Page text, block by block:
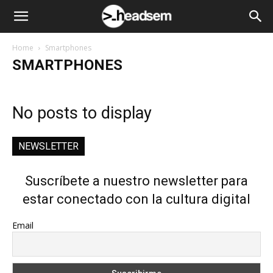
Home Smartphones
SMARTPHONES
No posts to display
NEWSLETTER
Suscríbete a nuestro newsletter para
estar conectado con la cultura digital
Email